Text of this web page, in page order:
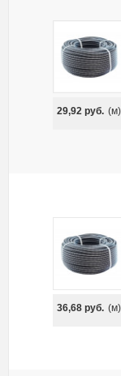
29,92 руб. (м)
36,68 руб. (м)